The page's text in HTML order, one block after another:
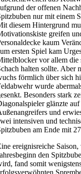
der offenen
nur mit einem
diesem Hintergrund
greifen
kaum
ersten Spiel kam
vor allem
halten sollte. Aber
förmlich über sich
wurde
Besonders stark
glänzte
und
intensiven und
am Ende mit
ereignisreiche
den
fand somit